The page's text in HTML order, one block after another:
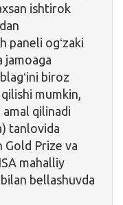
ishtirok
paneli ogʻzaki
jamoaga
biroz
mumkin,
qilinadi
tanlovida
Gold Prize va
mahalliy
bellashuvda